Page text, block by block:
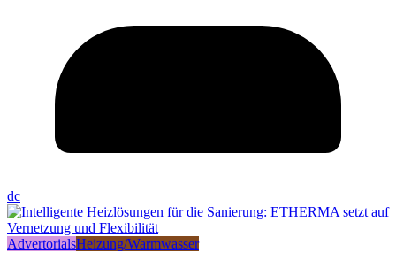
dc
AdvertorialsHeizung/Warmwasser